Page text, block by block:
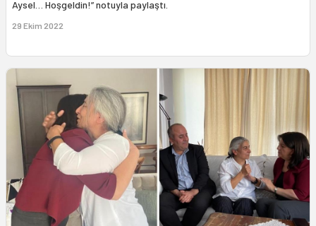
Aysel… Hoşgeldin!” notuyla paylaştı.
29 Ekim 2022